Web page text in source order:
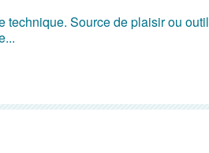
technique. Source de plaisir ou outil